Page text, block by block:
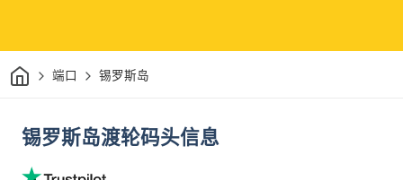
家 端口 锡罗斯岛
锡罗斯岛渡轮码头信息